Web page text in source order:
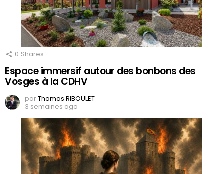
0 Shares
Espace immersif autour des bonbons des
Vosges à la CDHV
parThomas RIBOULET
3 semaines ago